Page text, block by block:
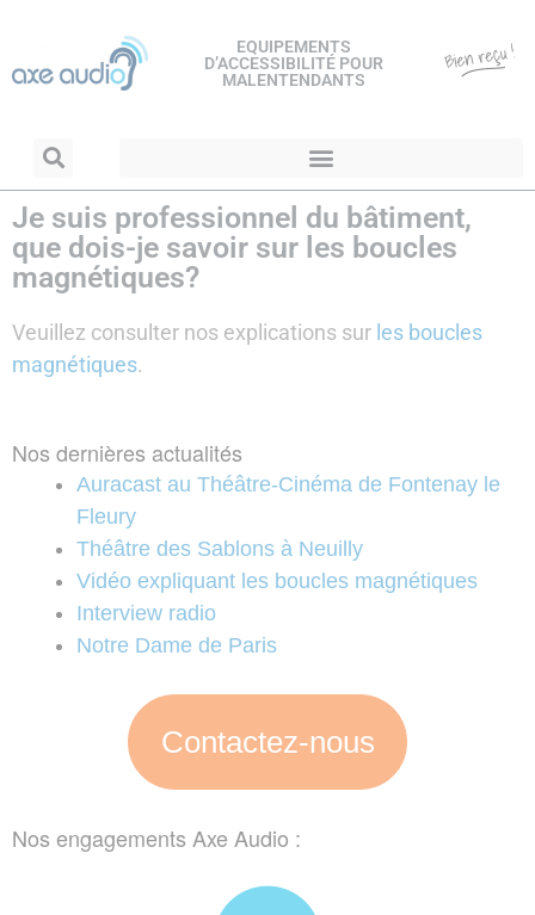
EQUIPEMENTS
D’ACCESSIBILITÉ POUR
MALENTENDANTS
Je suis professionnel du bâtiment,
que dois-je savoir sur les boucles
magnétiques?
Veuillez consulter nos explications sur les boucles
magnétiques.
Nos dernières actualités
Auracast au Théâtre-Cinéma de Fontenay le
Fleury
Théâtre des Sablons à Neuilly
Vidéo expliquant les boucles magnétiques
Interview radio
Notre Dame de Paris
Contactez-nous
Nos engagements Axe Audio :